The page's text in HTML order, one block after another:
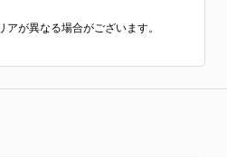
が異なる場合がございます。